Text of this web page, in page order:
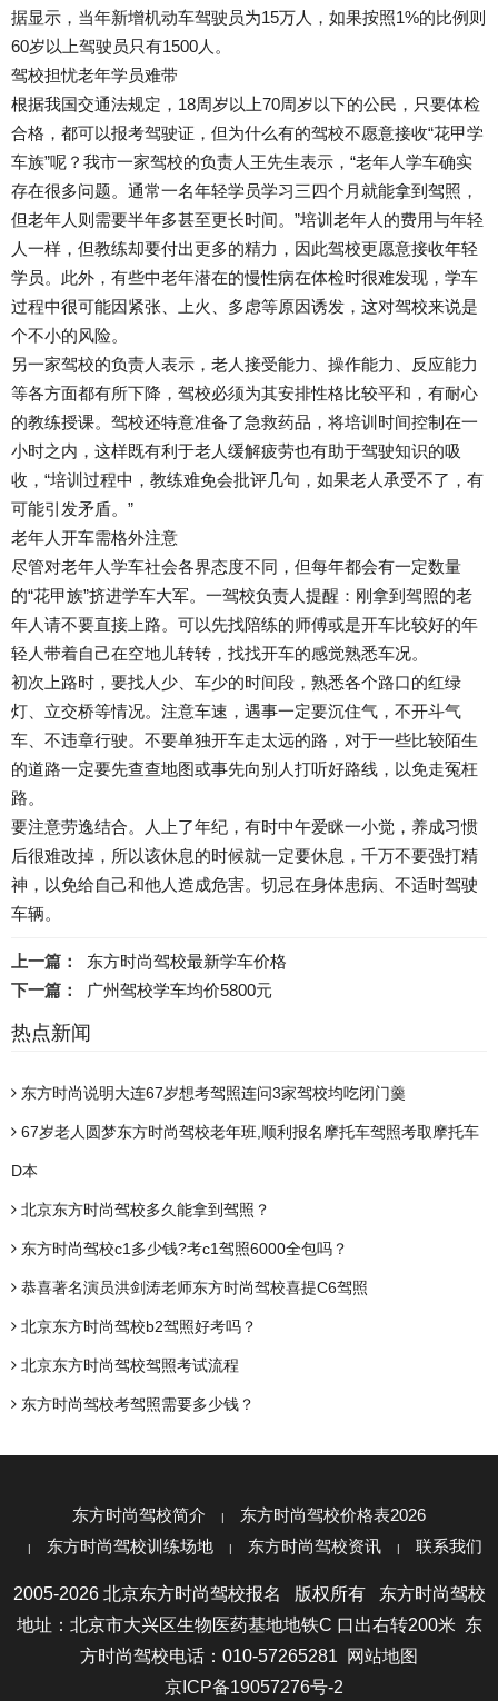
据显示，当年新增机动车驾驶员为15万人，如果按照1%的比例则
60岁以上驾驶员只有1500人。
驾校担忧老年学员难带
根据我国交通法规定，18周岁以上70周岁以下的公民，只要体检
合格，都可以报考驾驶证，但为什么有的驾校不愿意接收“花甲学
车族”呢？我市一家驾校的负责人王先生表示，“老年人学车确实
存在很多问题。通常一名年轻学员学习三四个月就能拿到驾照，
但老年人则需要半年多甚至更长时间。”培训老年人的费用与年轻
人一样，但教练却要付出更多的精力，因此驾校更愿意接收年轻
学员。此外，有些中老年潜在的慢性病在体检时很难发现，学车
过程中很可能因紧张、上火、多虑等原因诱发，这对驾校来说是
个不小的风险。
另一家驾校的负责人表示，老人接受能力、操作能力、反应能力
等各方面都有所下降，驾校必须为其安排性格比较平和，有耐心
的教练授课。驾校还特意准备了急救药品，将培训时间控制在一
小时之内，这样既有利于老人缓解疲劳也有助于驾驶知识的吸
收，“培训过程中，教练难免会批评几句，如果老人承受不了，有
可能引发矛盾。”
老年人开车需格外注意
尽管对老年人学车社会各界态度不同，但每年都会有一定数量
的“花甲族”挤进学车大军。一驾校负责人提醒：刚拿到驾照的老
年人请不要直接上路。可以先找陪练的师傅或是开车比较好的年
轻人带着自己在空地儿转转，找找开车的感觉熟悉车况。
初次上路时，要找人少、车少的时间段，熟悉各个路口的红绿
灯、立交桥等情况。注意车速，遇事一定要沉住气，不开斗气
车、不违章行驶。不要单独开车走太远的路，对于一些比较陌生
的道路一定要先查查地图或事先向别人打听好路线，以免走冤枉
路。
要注意劳逸结合。人上了年纪，有时中午爱眯一小觉，养成习惯
后很难改掉，所以该休息的时候就一定要休息，千万不要强打精
神，以免给自己和他人造成危害。切忌在身体患病、不适时驾驶
车辆。
上一篇：
东方时尚驾校最新学车价格
下一篇：
广州驾校学车均价5800元
热点新闻
东方时尚说明大连67岁想考驾照连问3家驾校均吃闭门羹
67岁老人圆梦东方时尚驾校老年班,顺利报名摩托车驾照考取摩托车
D本
北京东方时尚驾校多久能拿到驾照？
东方时尚驾校c1多少钱?考c1驾照6000全包吗？
恭喜著名演员洪剑涛老师东方时尚驾校喜提C6驾照
北京东方时尚驾校b2驾照好考吗？
北京东方时尚驾校驾照考试流程
东方时尚驾校考驾照需要多少钱？
东方时尚驾校简介
东方时尚驾校价格表2026
东方时尚驾校训练场地
东方时尚驾校资讯 联系我们
2005-2026 北京东方时尚驾校报名 版权所有 东方时尚驾校
地址：北京市大兴区生物医药基地地铁C 口出右转200米 东
方时尚驾校电话：010-57265281
网站地图
京ICP备19057276号-2